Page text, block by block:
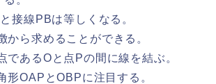
接線PBは等しくなる。
から求めることができる。
であるOと点Pの間に線を結ぶ。
形OAPとOBPに注目する。